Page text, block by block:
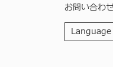
お問い合わ
Language